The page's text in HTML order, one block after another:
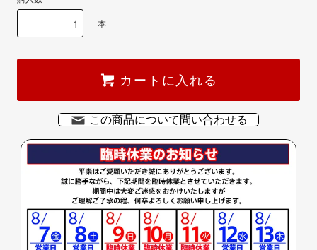
本
カートに入れる
この商品について問い合わせる